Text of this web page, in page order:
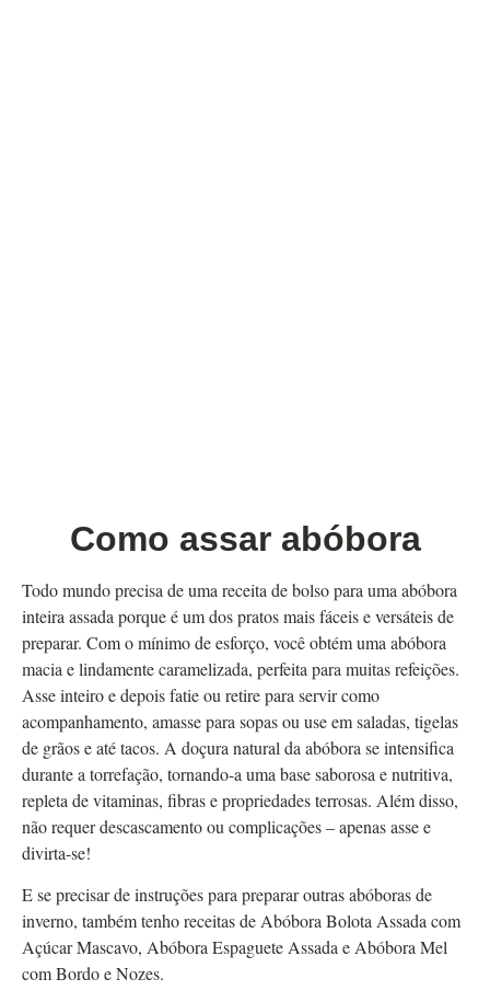
Como assar abóbora
Todo mundo precisa de uma receita de bolso para uma abóbora
inteira assada porque é um dos pratos mais fáceis e versáteis de
preparar. Com o mínimo de esforço, você obtém uma abóbora
macia e lindamente caramelizada, perfeita para muitas refeições.
Asse inteiro e depois fatie ou retire para servir como
acompanhamento, amasse para sopas ou use em saladas, tigelas
de grãos e até tacos. A doçura natural da abóbora se intensifica
durante a torrefação, tornando-a uma base saborosa e nutritiva,
repleta de vitaminas, fibras e propriedades terrosas. Além disso,
não requer descascamento ou complicações – apenas asse e
divirta-se!
E se precisar de instruções para preparar outras abóboras de
inverno, também tenho receitas de Abóbora Bolota Assada com
Açúcar Mascavo, Abóbora Espaguete Assada e Abóbora Mel
com Bordo e Nozes.